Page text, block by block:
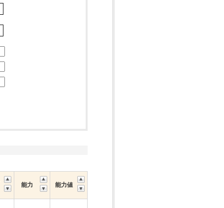
能力 能力値